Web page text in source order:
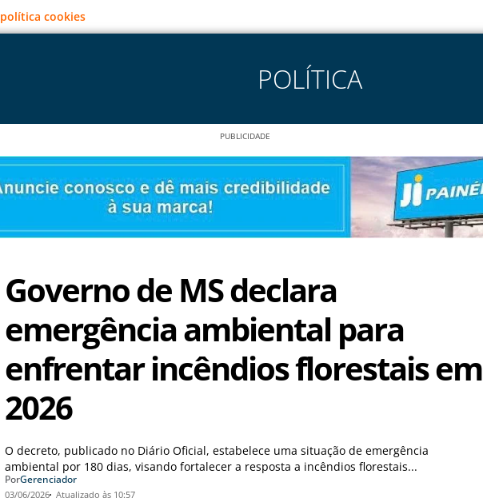
política cookies
POLÍTICA
PUBLICIDADE
Governo de MS declara
emergência ambiental para
enfrentar incêndios florestais em
2026
O decreto, publicado no Diário Oficial, estabelece uma situação de emergência
ambiental por 180 dias, visando fortalecer a resposta a incêndios florestais...
PorGerenciador
03/06/2026 Atualizado às 10:57